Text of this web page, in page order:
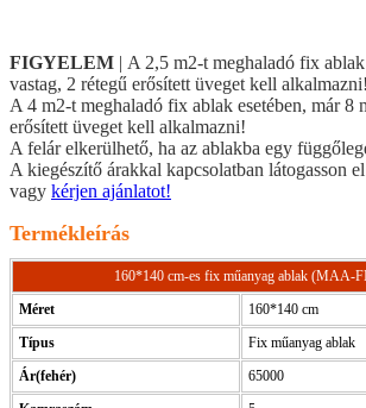
FIGYELEM | A 2,5 m2-t meghaladó fix
vastag, 2 rétegű erősített üveget kell alkalmazni!
A 4 m2-t meghaladó fix ablak esetében, már 8
erősített üveget kell alkalmazni!
A felár elkerülhető, ha az ablakba egy
A kiegészítő árakkal kapcsolatban látogasson el
vagy kérjen ajánlatot!
Termékleírás
160*140 cm-es fix műanyag ablak (MAA-
Méret
160*140 cm
Típus
Fix műanyag ablak
Ár(fehér)
65000